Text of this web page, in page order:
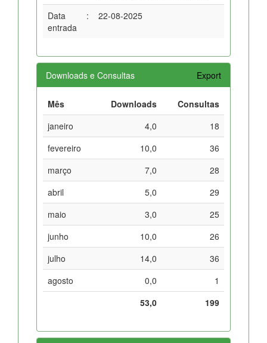
Data
entrada
: 22-08-2025
Downloads e Consultas Export
Mês Downloads
Consultas
janeiro
4,0
18
fevereiro
10,0
36
março
7,0
28
abril
5,0
29
maio
3,0
25
junho
10,0
26
julho
14,0
36
agosto
0,0
1
53,0
199